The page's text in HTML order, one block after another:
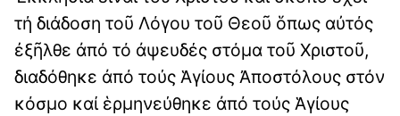
τή διάδοση τοῦ Λόγου τοῦ Θεοῦ ὅπως αὐτός
ἐξῆλθε ἀπό τό ἀψευδές στόμα τοῦ Χριστοῦ,
διαδόθηκε ἀπό τούς Ἁγίους Ἀποστόλους στόν
κόσμο καί ἑρμηνεύθηκε ἀπό τούς Ἁγίους